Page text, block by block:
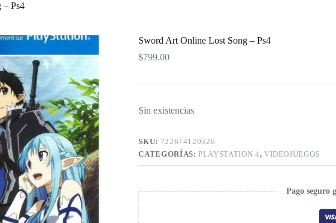
– Ps4
Sword Art Online Lost Song – Ps4
$799.00
Sin existencias
SKU: 722674120326
CATEGORÍAS:PLAYSTATION 4, VIDEOJUEGOS
Pago seguro